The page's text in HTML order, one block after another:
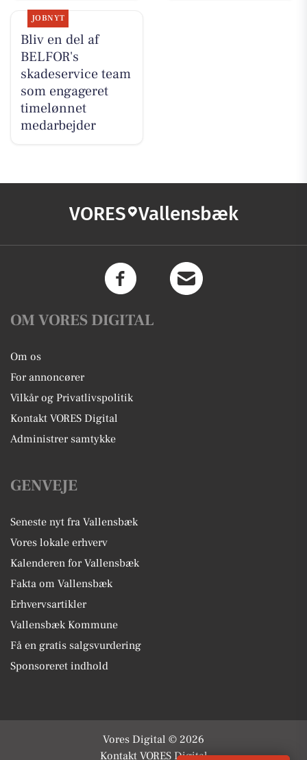
JOBNYT
Bliv en del af
BELFOR's
skadeservice team
som engageret
timelønnet
medarbejder
VORES Vallensbæk
OM VORES DIGITAL
Om os
For annoncører
Vilkår og Privatlivspolitik
Kontakt VORES Digital
Administrer samtykke
GENVEJE
Seneste nyt fra Vallensbæk
Vores lokale erhverv
Kalenderen for Vallensbæk
Fakta om Vallensbæk
Erhvervsartikler
Vallensbæk Kommune
Få en gratis salgsvurdering
Sponsoreret indhold
Vores Digital © 2026
Kontakt VORES Digital